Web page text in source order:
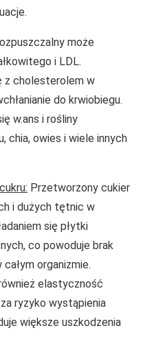
może
i LDL.
z cholesterolem w
do krwiobiegu.
w.ans i rośliny
chia, owies i wiele innych
Przetworzony cukier
i dużych tętnic w
się płytki
co powoduje brak
organizmie.
elastyczność
ryzyko wystąpienia
większe uszkodzenia